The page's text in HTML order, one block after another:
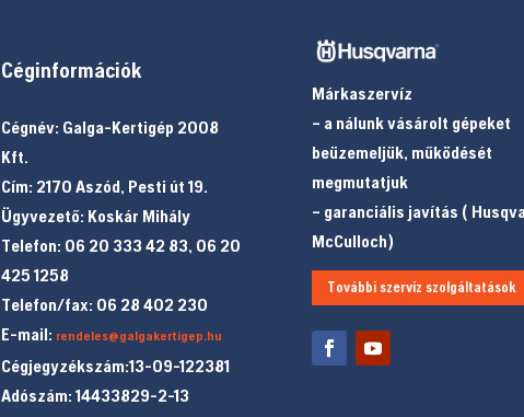
Céginformációk
Cégnév: Galga-Kertigép 2008
Kft.
Cím: 2170 Aszód, Pesti út 19.
Ügyvezető: Koskár Mihály
Telefon: 06 20 333 42 83, 06 20
425 1258
Telefon/fax: 06 28 402 230
E-mail: rendeles@galgakertigep.hu
Cégjegyzékszám:13-09-122381
Adószám: 14433829-2-13
Márkaszervíz
– a nálunk vásárolt gépeket
beüzemeljük, működését
megmutatjuk
– garanciális javítás (
McCulloch)
További szerviz szolgáltatások